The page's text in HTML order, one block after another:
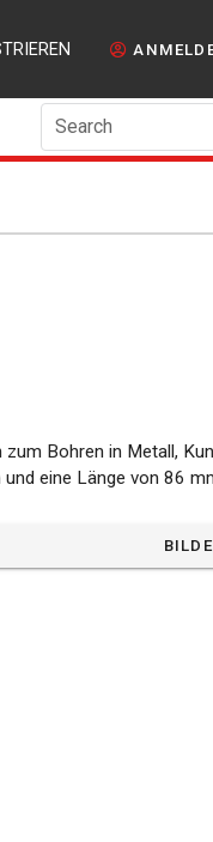
Search
zum Bohren in Metall,
eine Länge von 86